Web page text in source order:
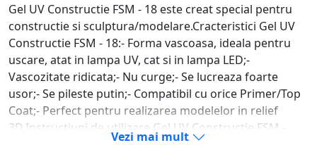
Gel UV Constructie FSM - 18 este creat special pentru
constructie si sculptura/modelare.Cracteristici Gel UV
Constructie FSM - 18:- Forma vascoasa, ideala pentru
uscare, atat in lampa UV, cat si in lampa LED;-
Vascozitate ridicata;- Nu curge;- Se lucreaza foarte
usor;- Se pileste putin;- Compatibil cu orice Primer/Top
Coat;- Perfect pentru realizarea modelelor in relief
3D.Instructiuni de utilizare Gel UV Constructie FSM -
18:1. Se pregateste unghia naturala (degresare,
Vezi mai mult